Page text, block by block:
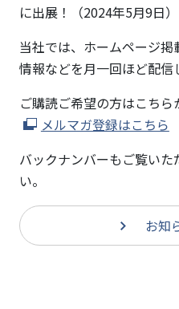
に出展！（2024年5月9日）
当社では、ホームページ
情報などを月一回ほど配信
ご購読ご希望の方はこちら
メルマガ登録はこちら
バックナンバーもご覧い
い。
お知